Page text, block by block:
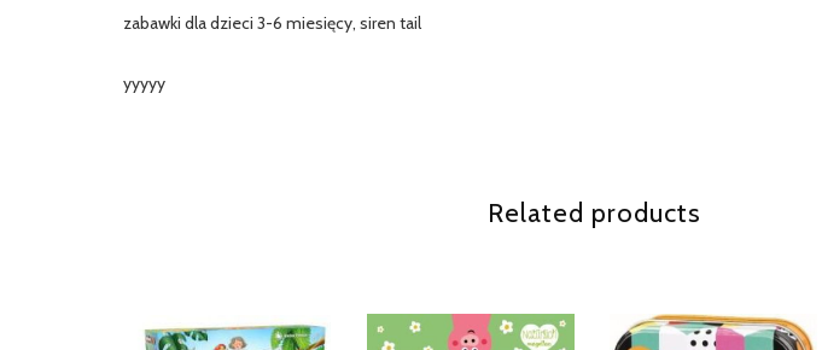
zabawki dla dzieci 3-6 miesięcy, siren tail
yyyyy
Related products